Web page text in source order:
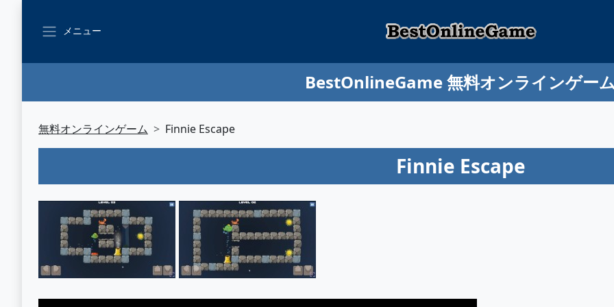
メニュー
BestOnlineGame 無料オンラインゲー
無料オンラインゲーム Finnie Escape
Finnie Escape